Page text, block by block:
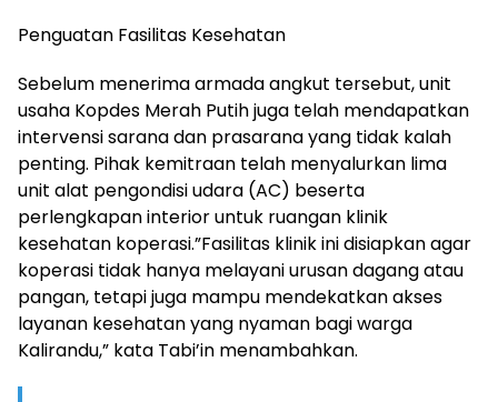
​Penguatan Fasilitas Kesehatan
​Sebelum menerima armada angkut tersebut, unit
usaha Kopdes Merah Putih juga telah mendapatkan
intervensi sarana dan prasarana yang tidak kalah
penting. Pihak kemitraan telah menyalurkan lima
unit alat pengondisi udara (AC) beserta
perlengkapan interior untuk ruangan klinik
kesehatan koperasi.​”Fasilitas klinik ini disiapkan agar
koperasi tidak hanya melayani urusan dagang atau
pangan, tetapi juga mampu mendekatkan akses
layanan kesehatan yang nyaman bagi warga
Kalirandu,” kata Tabi’in menambahkan.